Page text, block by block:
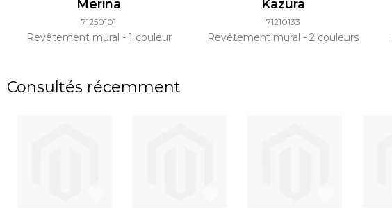
Merina
71250101
Revêtement mural 1 couleur
Kazura
71210133
Revêtement mural 2 couleurs
Consultés récemment